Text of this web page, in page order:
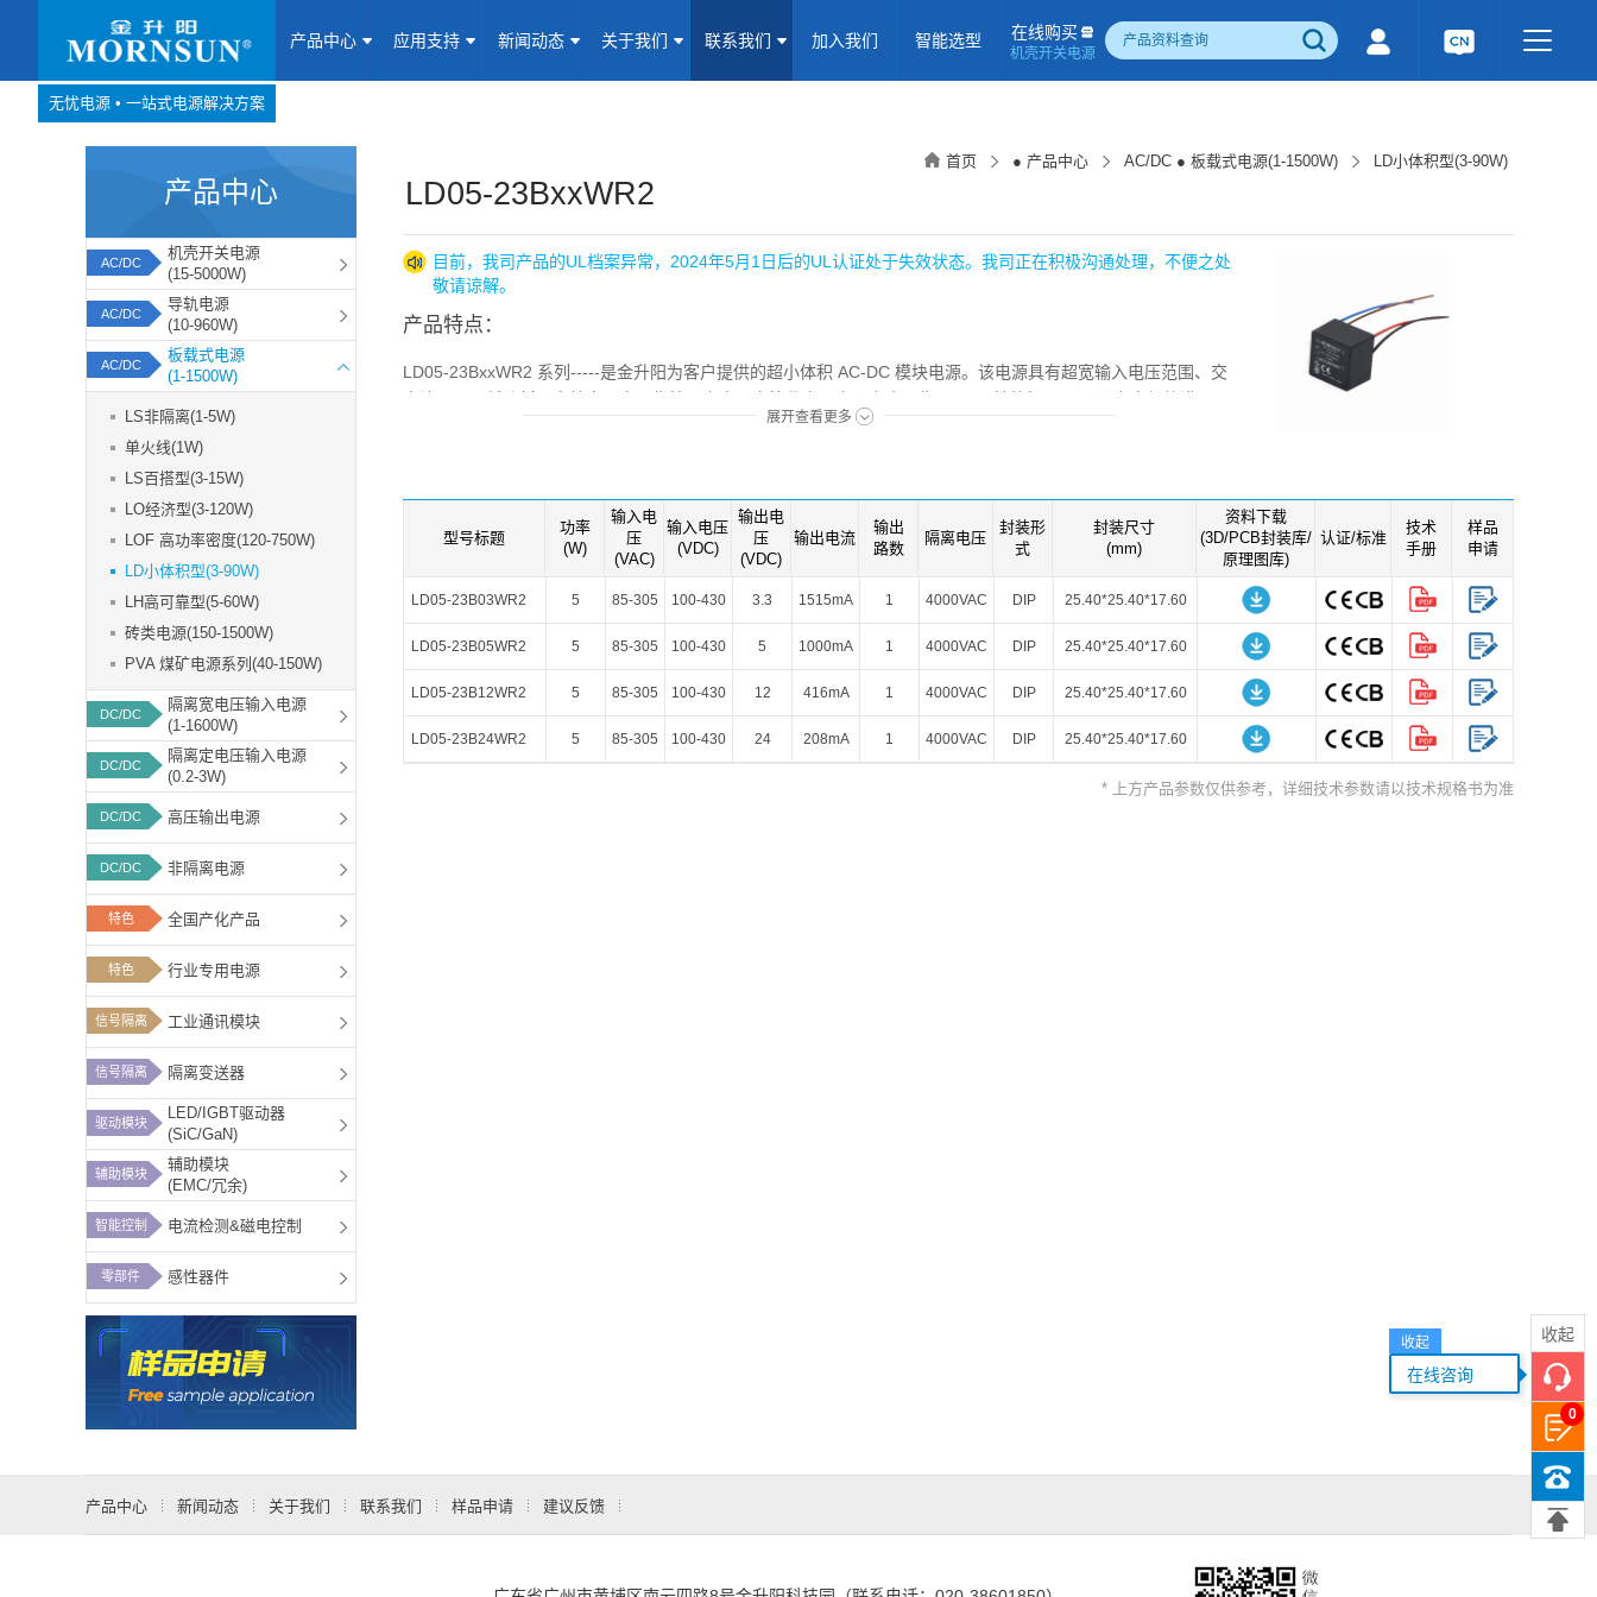
无忧电源 • 一站式电源解决方案
产品中心 应用支持 新闻动态 关于我们 联系我们 加入我们 智能选型 在线购买
机壳开关电源
网站地图
Website map
隔离变送器
应用支持
关于我们 企业简介 荣誉资质 企业历程 企业文化
线上商城
功能板块 智能选型 样品申请 会员中心
产品中心
AC/DC
机壳开关电源
(15-5000W)
AC/DC
导轨电源
(10-960W)
AC/DC
板载式电源
(1-1500W)
LS非隔离(1-5W)
单火线(1W)
LS百搭型(3-15W)
LO经济型(3-120W)
LOF 高功率密度(120-750W)
LD小体积型(3-90W)
LH高可靠型(5-60W)
砖类电源(150-1500W)
PVA 煤矿电源系列(40-150W)
DC/DC
隔离宽电压输入电源
(1-1600W)
DC/DC
隔离定电压输入电源
(0.2-3W)
DC/DC 高压输出电源
DC/DC 非隔离电源
特色 全国产化产品
特色 行业专用电源
信号隔离 工业通讯模块
信号隔离 隔离变送器
驱动模块
LED/IGBT驱动器
(SiC/GaN)
辅助模块
辅助模块
(EMC/冗余)
智能控制 电流检测&磁电控制
零部件 感性器件
首页 ● 产品中心 AC/DC ● 板载式电源(1-1500W) LD小体积型(3-90W)
LD05-23BxxWR2
目前，我司产品的UL档案异常，2024年5月1日后的UL认证处于失效状态。我司正在积极沟通处理，不便之处
敬请谅解。
产品特点：
LD05-23BxxWR2 系列-----是金升阳为客户提供的超小体积 AC-DC 模块电源。该电源具有超宽输入电压范围、交
IEC/EN61000-4、CISPR32/EN55032、IEC/EN/UL62368/EN60335/EN61558 标准。该系列产品广泛应用于工
展开查看更多
型号标题
功率
(W)
输入电
压
(VAC)
输入电压
(VDC)
输出电
压
(VDC)
输出电流
输出
路数
隔离电压
封装形
式
封装尺寸
(mm)
资料下载
(3D/PCB封装库/
原理图库)
认证/标准
技术
手册
样品
申请
LD05-23B03WR2 5 85-305 100-430 3.3 1515mA 1 4000VAC DIP 25.40*25.40*17.60
LD05-23B05WR2 5 85-305 100-430 5 1000mA 1 4000VAC DIP 25.40*25.40*17.60
LD05-23B12WR2 5 85-305 100-430 12 416mA 1 4000VAC DIP 25.40*25.40*17.60
LD05-23B24WR2 5 85-305 100-430 24 208mA 1 4000VAC DIP 25.40*25.40*17.60
* 上方产品参数仅供参考，详细技术参数请以技术规格书为准
收起
收起
在线咨询
0
产品中心 新闻动态 关于我们 联系我们 样品申请 建议反馈